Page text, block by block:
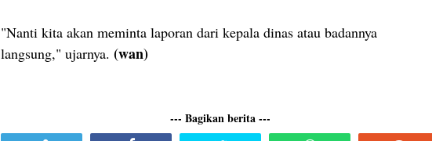
"Nanti kita akan meminta laporan dari kepala dinas atau badannya
langsung," ujarnya. (wan)
--- Bagikan berita ---